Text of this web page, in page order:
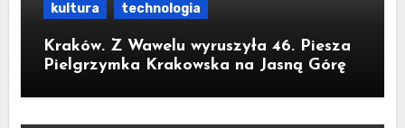
kultura technologia
Kraków. Z Wawelu wyruszyła 46. Piesza
Pielgrzymka Krakowska na Jasną Górę